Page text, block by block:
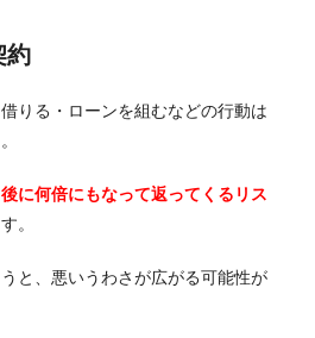
約
りる・ローンを組むなどの行動は
に何倍にもなって返ってくるリス
。
と、悪いうわさが広がる可能性が